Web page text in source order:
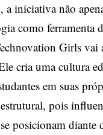
iniciativa não
como ferramenta
Girls vai
cria uma cultura
em suas
pois
posicionam diante